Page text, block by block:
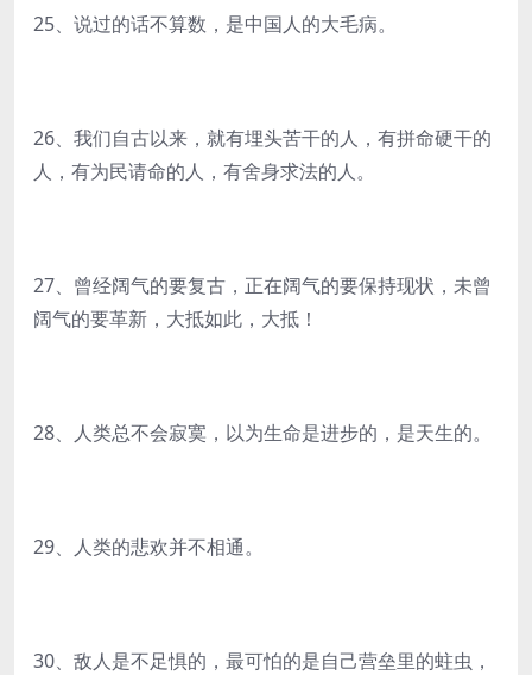
25、说过的话不算数，是中国人的大毛病。
26、我们自古以来，就有埋头苦干的人，有拼命硬干的
人，有为民请命的人，有舍身求法的人。
27、曾经阔气的要复古，正在阔气的要保持现状，未曾
阔气的要革新，大抵如此，大抵！
28、人类总不会寂寞，以为生命是进步的，是天生的。
29、人类的悲欢并不相通。
30、敌人是不足惧的，最可怕的是自己营垒里的蛀虫，